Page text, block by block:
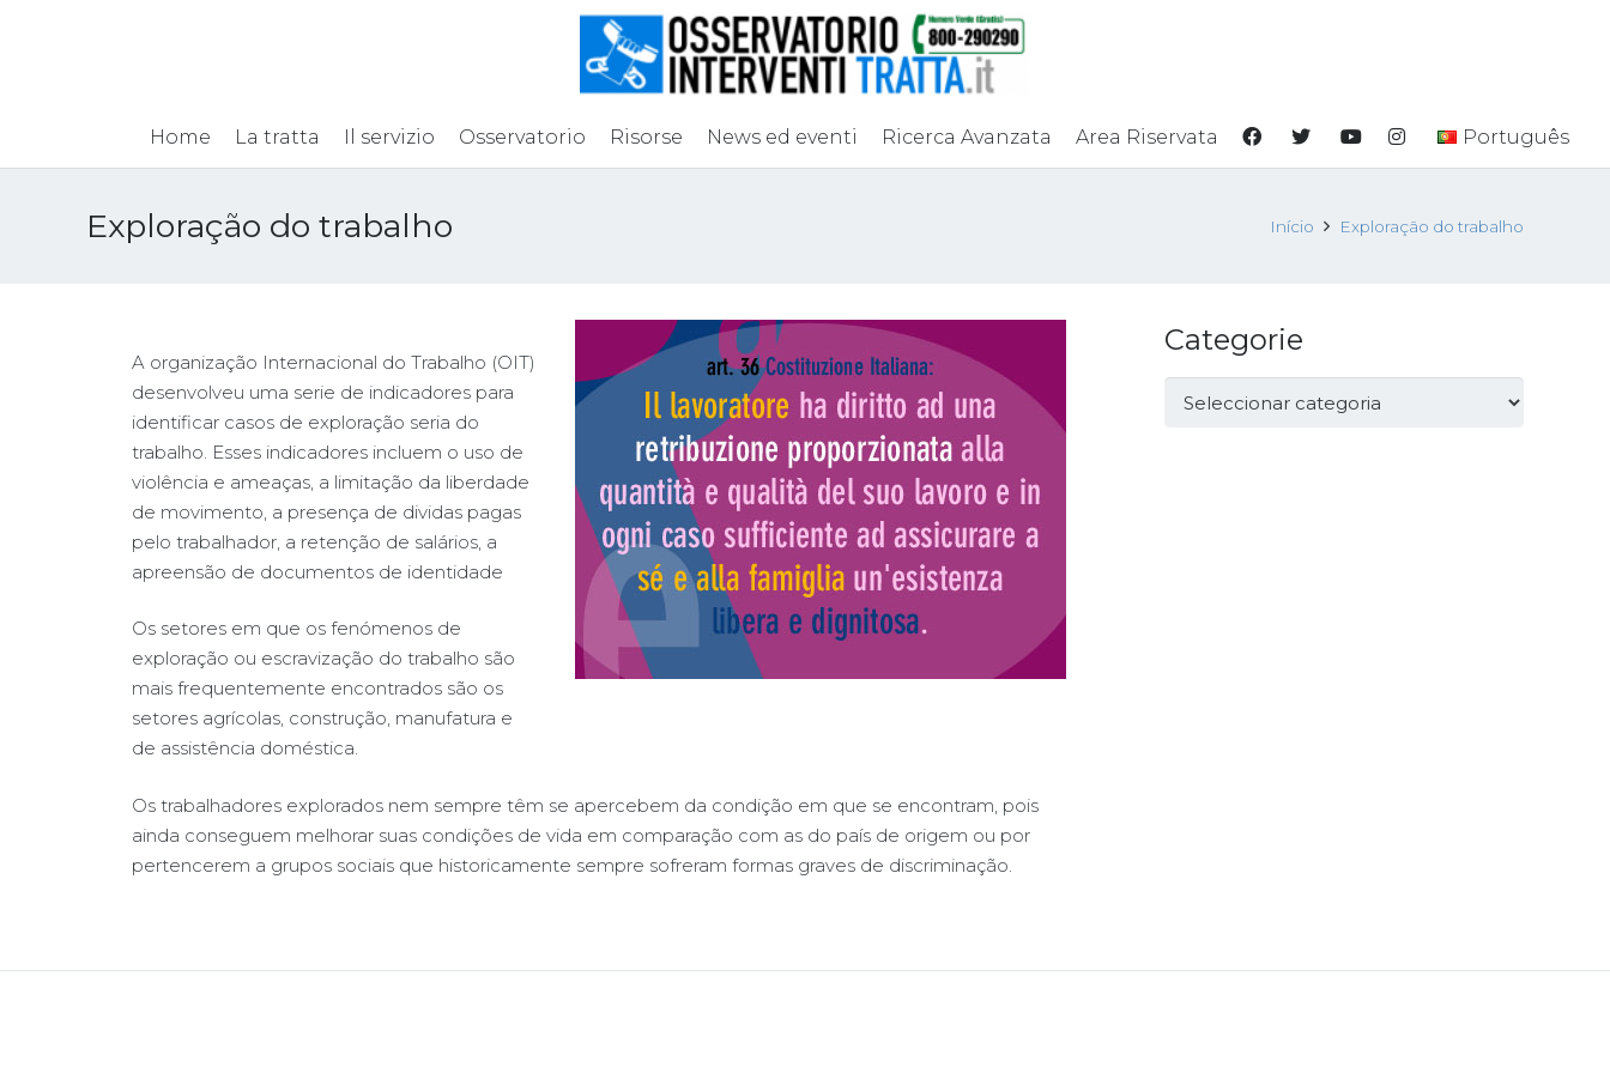
Home La tratta Il servizio Osservatorio Risorse News ed eventi Ricerca Avanzata Area Riservata Português
Exploração do trabalho Início Exploração do trabalho
A organização Internacional do Trabalho (OIT)
desenvolveu uma serie de indicadores para
identificar casos de exploração seria do
trabalho. Esses indicadores incluem o uso de
violência e ameaças, a limitação da liberdade
de movimento, a presença de dividas pagas
pelo trabalhador, a retenção de salários, a
apreensão de documentos de identidade
Os setores em que os fenómenos de
exploração ou escravização do trabalho são
mais frequentemente encontrados são os
setores agrícolas, construção, manufatura e
de assistência doméstica.
Os trabalhadores explorados nem sempre têm se apercebem da condição em que se encontram, pois
ainda conseguem melhorar suas condições de vida em comparação com as do país de origem ou por
pertencerem a grupos sociais que historicamente sempre sofreram formas graves de discriminação.
Categorie
Categorie